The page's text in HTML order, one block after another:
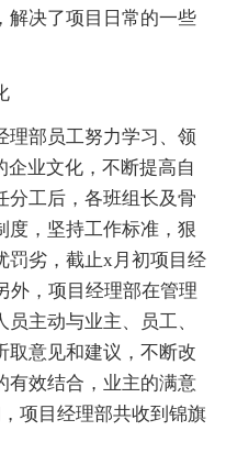
解决了项目日常的一些
理部员工努力学习、领
企业文化，不断提高自
分工后，各班组长及骨
度，坚持工作标准，狠
罚劣，截止x月初项目经
外，项目经理部在管理
主动与业主、员工、
取意见和建议，不断改
有效结合，业主的满意
项目经理部共收到锦旗